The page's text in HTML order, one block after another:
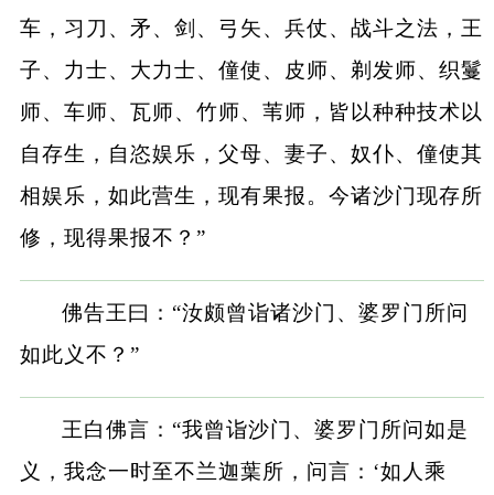
车，习刀、矛、剑、弓矢、兵仗、战斗之法，王
子、力士、大力士、僮使、皮师、剃发师、织鬘
师、车师、瓦师、竹师、苇师，皆以种种技术以
自存生，自恣娱乐，父母、妻子、奴仆、僮使其
相娱乐，如此营生，现有果报。今诸沙门现存所
修，现得果报不？”
佛告王曰：“汝颇曾诣诸沙门、婆罗门所问
如此义不？”
王白佛言：“我曾诣沙门、婆罗门所问如是
义，我念一时至不兰迦葉所，问言：‘如人乘